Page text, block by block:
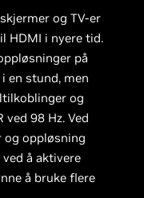
og TV-er
HDMI i nyere tid.
på
en stund, men
og
98 Hz. Ved
og oppløsning
å aktivere
å bruke flere